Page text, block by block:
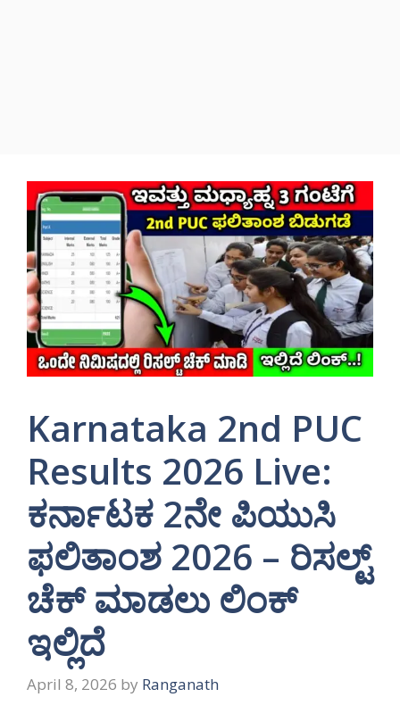
Karnataka 2nd PUC
Results 2026 Live:
ಕರ್ನಾಟಕ 2ನೇ ಪಿಯುಸಿ
ಫಲಿತಾಂಶ 2026 – ರಿಸಲ್ಟ್
ಚೆಕ್ ಮಾಡಲು ಲಿಂಕ್
ಇಲ್ಲಿದೆ
April 8, 2026 by Ranganath